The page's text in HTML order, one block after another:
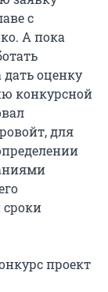
с
А пока
оценку
конкурсной
для
проект